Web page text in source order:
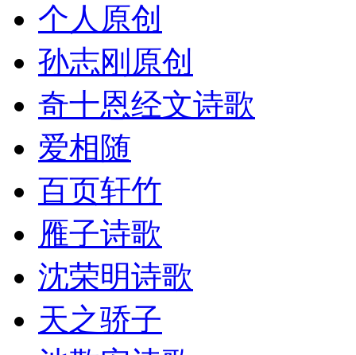
个人原创
孙志刚原创
奇十恩经文诗歌
爱相随
百页轩竹
雁子诗歌
沈荣明诗歌
天之骄子